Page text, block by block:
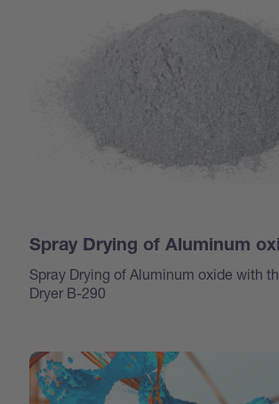
Spray Drying of Aluminum
Spray Drying of Aluminum oxide with
Dryer B-290